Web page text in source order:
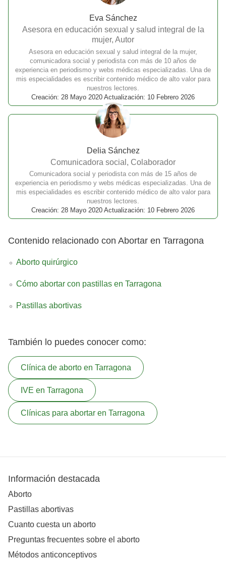
Eva Sánchez
Asesora en educación sexual y salud integral de la
mujer, Autor
Asesora en educación sexual y salud integral de la mujer,
comunicadora social y periodista con más de 10 años de
experiencia en periodismo y webs médicas especializadas. Una de
mis especialidades es escribir contenido médico de alto valor para
nuestros lectores.
Creación: 28 Mayo 2020 Actualización: 10 Febrero 2026
Delia Sánchez
Comunicadora social, Colaborador
Comunicadora social y periodista con más de 15 años de
experiencia en periodismo y webs médicas especializadas. Una de
mis especialidades es escribir contenido médico de alto valor para
nuestros lectores.
Creación: 28 Mayo 2020 Actualización: 10 Febrero 2026
Contenido relacionado con Abortar en Tarragona
Aborto quirúrgico
Cómo abortar con pastillas en Tarragona
Pastillas abortivas
También lo puedes conocer como:
Clínica de aborto en Tarragona
IVE en Tarragona
Clínicas para abortar en Tarragona
Información destacada
Aborto
Pastillas abortivas
Cuanto cuesta un aborto
Preguntas frecuentes sobre el aborto
Métodos anticonceptivos